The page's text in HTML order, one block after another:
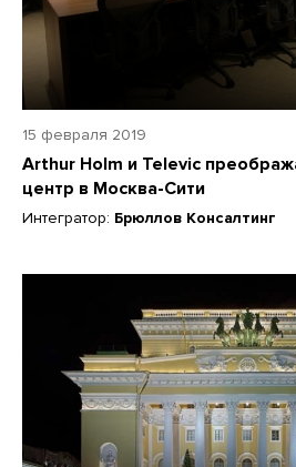
15 февраля 2019
Arthur Holm и Televic
центр в Москва-Сити
Интегратор: Брюллов Консалтинг